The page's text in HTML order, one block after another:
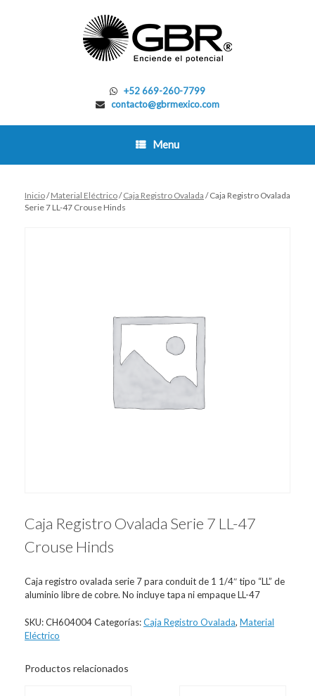
+52 669-260-7799
contacto@gbrmexico.com
Menu
Inicio/Material Eléctrico/Caja Registro Ovalada / Caja Registro Ovalada
Serie 7 LL-47 Crouse Hinds
Caja Registro Ovalada Serie 7 LL-47
Crouse Hinds
Caja registro ovalada serie 7 para conduit de 1 1/4″ tipo “LL” de
aluminio libre de cobre. No incluye tapa ni empaque LL-47
SKU:CH604004Categorías:Caja Registro Ovalada, Material
Eléctrico
Productos relacionados